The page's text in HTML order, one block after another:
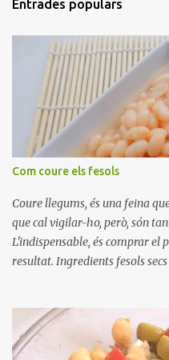
Entrades populars
Com coure els fesols
Coure llegums, és una feina
que cal vigilar-ho, però, són
L'indispensable, és comprar
resultat. Ingredients fesols
quan arrenca el bull, canvieu
repetiu dues o tres vegades,